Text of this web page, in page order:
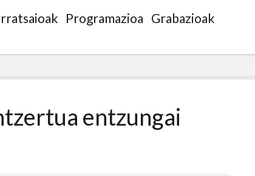
Programazioa Grabazioak
entzungai